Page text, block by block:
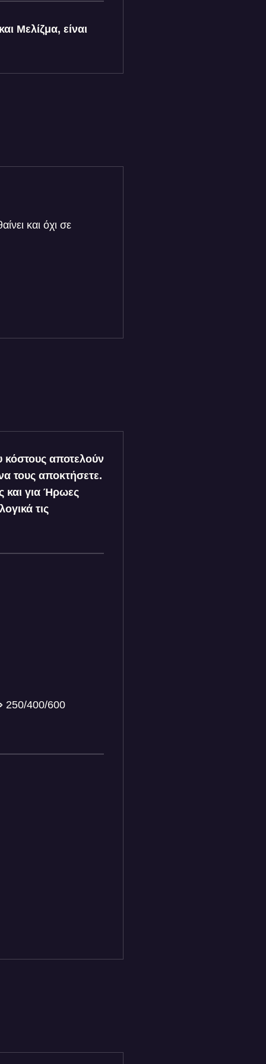
Μελίζμα, είναι
και όχι σε
κόστους αποτελούν
τους αποκτήσετε.
και για Ήρωες
τις
250/400/600